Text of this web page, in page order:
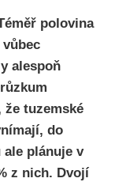
polovina
alespoň
že tuzemské
do
plánuje v
z nich. Dvojí